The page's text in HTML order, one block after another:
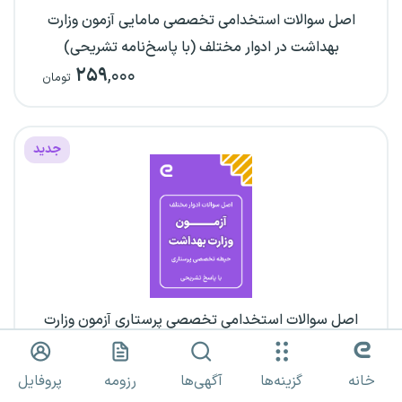
اصل سوالات استخدامی تخصصی مامایی آزمون وزارت
بهداشت در ادوار مختلف (با پاسخ‌نامه تشریحی)
۲۵۹,۰۰۰ تومان
جدید
اصل سوالات استخدامی تخصصی پرستاری آزمون وزارت
بهداشت در ادوار مختلف (با پاسخ‌نامه تشریحی)
۲۵۹,۰۰۰ تومان خانه گزینه‌ها آگهی‌ها رزومه پروفایل